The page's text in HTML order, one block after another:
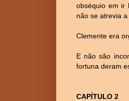
obséquio em ir
não se atrevia a
Clemente era
E não são
fortuna deram
CAPÍTULO 2